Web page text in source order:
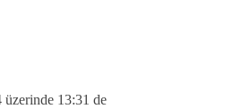
üzerinde 13:31 de